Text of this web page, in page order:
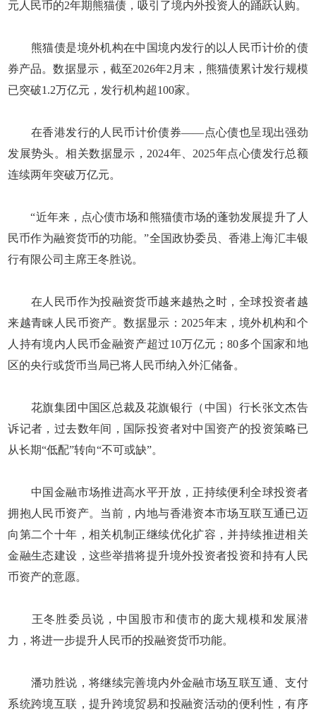
元人民币的2年期熊猫债，吸引了境内外投资人的踊跃认购。
熊猫债是境外机构在中国境内发行的以人民币计价的债
券产品。数据显示，截至2026年2月末，熊猫债累计发行规模
已突破1.2万亿元，发行机构超100家。
在香港发行的人民币计价债券——点心债也呈现出强劲
发展势头。相关数据显示，2024年、2025年点心债发行总额
连续两年突破万亿元。
“近年来，点心债市场和熊猫债市场的蓬勃发展提升了人
民币作为融资货币的功能。”全国政协委员、香港上海汇丰银
行有限公司主席王冬胜说。
在人民币作为投融资货币越来越热之时，全球投资者越
来越青睐人民币资产。数据显示：2025年末，境外机构和个
人持有境内人民币金融资产超过10万亿元；80多个国家和地
区的央行或货币当局已将人民币纳入外汇储备。
花旗集团中国区总裁及花旗银行（中国）行长张文杰告
诉记者，过去数年间，国际投资者对中国资产的投资策略已
从长期“低配”转向“不可或缺”。
中国金融市场推进高水平开放，正持续便利全球投资者
拥抱人民币资产。当前，内地与香港资本市场互联互通已迈
向第二个十年，相关机制正继续优化扩容，并持续推进相关
金融生态建设，这些举措将提升境外投资者投资和持有人民
币资产的意愿。
王冬胜委员说，中国股市和债市的庞大规模和发展潜
力，将进一步提升人民币的投融资货币功能。
潘功胜说，将继续完善境内外金融市场互联互通、支付
系统跨境互联，提升跨境贸易和投融资活动的便利性，有序